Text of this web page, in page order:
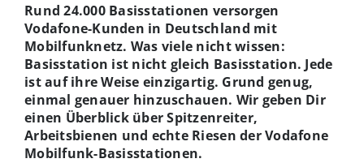
Rund 24.000 Basisstationen versorgen
Vodafone-Kunden in Deutschland mit
Mobilfunknetz. Was viele nicht wissen:
Basisstation ist nicht gleich Basisstation. Jede
ist auf ihre Weise einzigartig. Grund genug,
einmal genauer hinzuschauen. Wir geben Dir
einen Überblick über Spitzenreiter,
Arbeitsbienen und echte Riesen der Vodafone
Mobilfunk-Basisstationen.